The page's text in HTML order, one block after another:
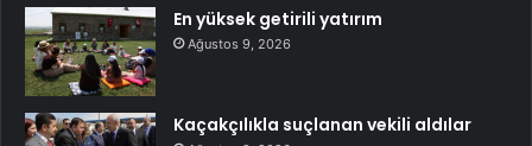
En yüksek getirili yatırım
Ağustos 9, 2026
Kaçakçılıkla suçlanan vekili aldılar